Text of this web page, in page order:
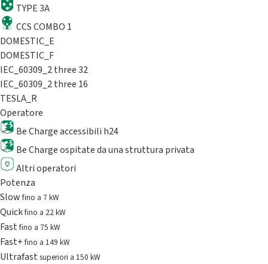
TYPE 3A
CCS COMBO 1
DOMESTIC_E
DOMESTIC_F
IEC_60309_2 three 32
IEC_60309_2 three 16
TESLA_R
Operatore
Be Charge accessibili h24
Be Charge ospitate da una struttura privata
Altri operatori
Potenza
Slowfino a 7 kW
Quickfino a 22 kW
Fastfino a 75 kW
Fast+fino a 149 kW
Ultrafast superiori a 150 kW